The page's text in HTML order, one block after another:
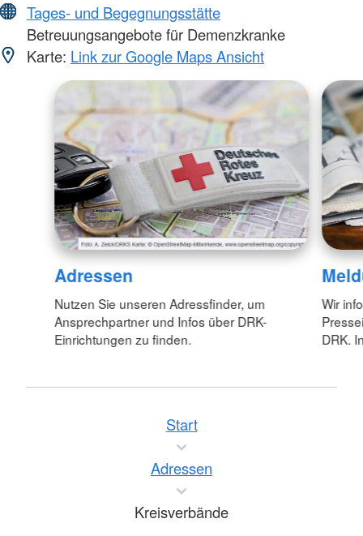
Tages- und Begegnungsstätte
Betreuungsangebote für Demenzkranke
Karte: Link zur Google Maps Ansicht
Adressen
Nutzen Sie unseren Adressfinder, um
Ansprechpartner und Infos über DRK-
Einrichtungen zu finden.
Wir
DRK.
Start
Adressen
Kreisverbände